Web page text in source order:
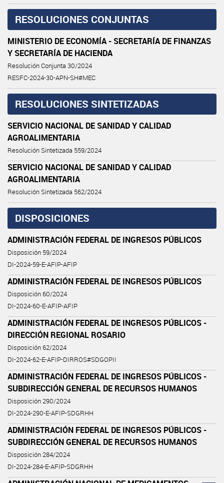
RESOLUCIONES CONJUNTAS
MINISTERIO DE ECONOMÍA - SECRETARÍA DE FINANZAS
Y SECRETARÍA DE HACIENDA
Resolución Conjunta 30/2024
RESFC-2024-30-APN-SH#MEC
RESOLUCIONES SINTETIZADAS
SERVICIO NACIONAL DE SANIDAD Y CALIDAD
AGROALIMENTARIA
Resolución Sintetizada 559/2024
SERVICIO NACIONAL DE SANIDAD Y CALIDAD
AGROALIMENTARIA
Resolución Sintetizada 562/2024
DISPOSICIONES
ADMINISTRACIÓN FEDERAL DE INGRESOS PÚBLICOS
Disposición 59/2024
DI-2024-59-E-AFIP-AFIP
ADMINISTRACIÓN FEDERAL DE INGRESOS PÚBLICOS
Disposición 60/2024
DI-2024-60-E-AFIP-AFIP
ADMINISTRACIÓN FEDERAL DE INGRESOS PÚBLICOS -
DIRECCIÓN REGIONAL ROSARIO
Disposición 62/2024
DI-2024-62-E-AFIP-DIRROS#SDGOPII
ADMINISTRACIÓN FEDERAL DE INGRESOS PÚBLICOS -
SUBDIRECCIÓN GENERAL DE RECURSOS HUMANOS
Disposición 290/2024
DI-2024-290-E-AFIP-SDGRHH
ADMINISTRACIÓN FEDERAL DE INGRESOS PÚBLICOS -
SUBDIRECCIÓN GENERAL DE RECURSOS HUMANOS
Disposición 284/2024
DI-2024-284-E-AFIP-SDGRHH